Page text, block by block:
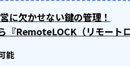
に欠かせない鍵の管理！
『RemoteLOCK（リモートロ
能